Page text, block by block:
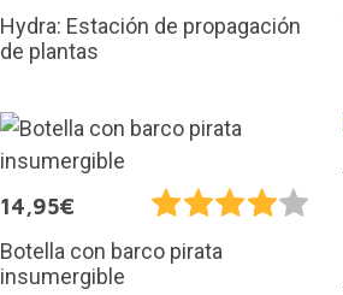
Hydra: Estación de propagación
de plantas
14,95€
Botella con barco pirata
insumergible